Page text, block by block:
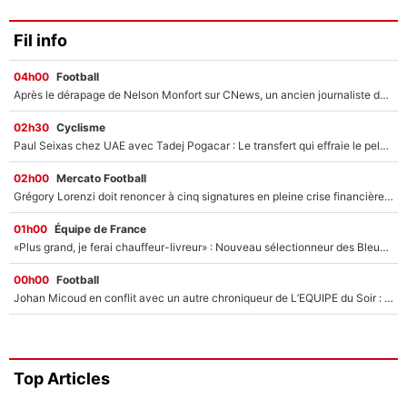
Fil info
04h00 Football
Après le dérapage de Nelson Monfort sur CNews, un ancien journaliste de France Télévisions relance la polémique sur les incendies en Gironde
02h30 Cyclisme
Paul Seixas chez UAE avec Tadej Pogacar : Le transfert qui effraie le peloton, «c’est la pire des choses qui puisse arriver»
02h00 Mercato Football
Grégory Lorenzi doit renoncer à cinq signatures en pleine crise financière : L’IA propose sept noms à l’OM pour un mercato réussi... à seulement 5M€ !
01h00 Équipe de France
«Plus grand, je ferai chauffeur-livreur» : Nouveau sélectionneur des Bleus, Zinédine Zidane s’était imaginé un avenir très différent lorsqu'il était enfant
00h00 Football
Johan Micoud en conflit avec un autre chroniqueur de L’EQUIPE du Soir : «Pendant un moment, je ne les ai pas remis ensemble dans l'émission»
Top Articles